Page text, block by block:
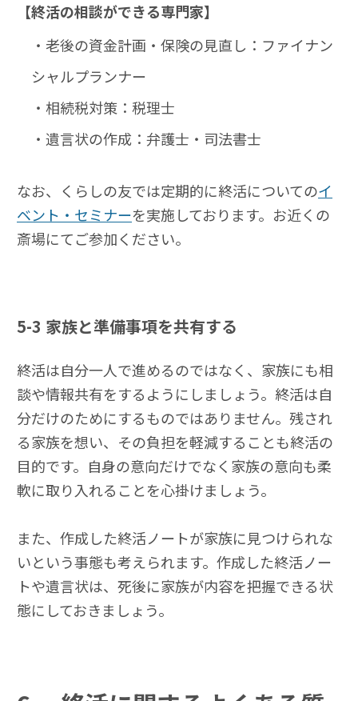
【終活の相談ができる専門家】
・老後の資金計画・保険の見直し：ファイナン
シャルプランナー
・相続税対策：税理士
・遺言状の作成：弁護士・司法書士
なお、くらしの友では定期的に終活についてのイ
ベント・セミナーを実施しております。お近くの
斎場にてご参加ください。
5-3 家族と準備事項を共有する
終活は自分一人で進めるのではなく、家族にも相
談や情報共有をするようにしましょう。終活は自
分だけのためにするものではありません。残され
る家族を想い、その負担を軽減することも終活の
目的です。自身の意向だけでなく家族の意向も柔
軟に取り入れることを心掛けましょう。
また、作成した終活ノートが家族に見つけられな
いという事態も考えられます。作成した終活ノー
トや遺言状は、死後に家族が内容を把握できる状
態にしておきましょう。